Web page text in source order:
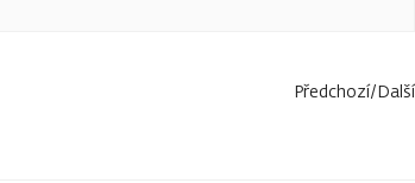
Předchozí/Další